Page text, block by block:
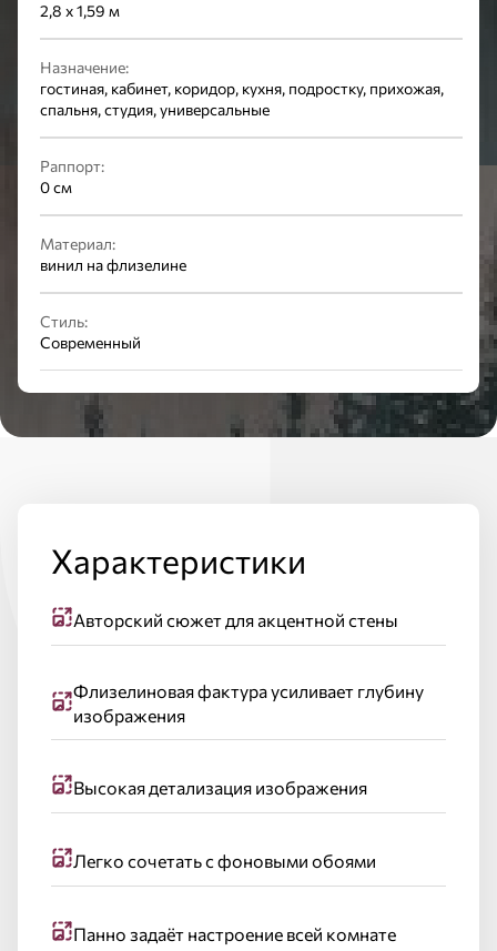
2,8 х 1,59 м
Назначение:
гостиная, кабинет, коридор, кухня, подростку, прихожая,
спальня, студия, универсальные
Раппорт:
0 см
Материал:
винил на флизелине
Стиль:
Современный
Характеристики
Авторский сюжет для акцентной стены
Флизелиновая фактура усиливает глубину
изображения
Высокая детализация изображения
Легко сочетать с фоновыми обоями
Панно задаёт настроение всей комнате